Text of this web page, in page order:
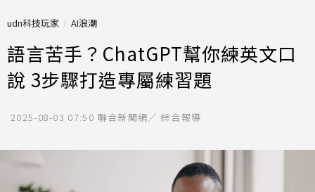
udn科技玩家 AI浪潮
語言苦手？ChatGPT幫你練英文口
說 3步驟打造專屬練習題
2025-08-03 07:50 聯合新聞網／ 綜合報導